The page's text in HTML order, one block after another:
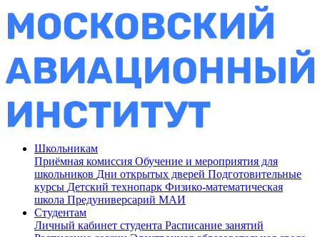
Школьникам
Приёмная комиссия Обучение и мероприятия для
школьников Дни открытых дверей Подготовительные
курсы Детский технопарк Физико-математическая
школа Предуниверсарий МАИ
Студентам
Личный кабинет студента Расписание занятий